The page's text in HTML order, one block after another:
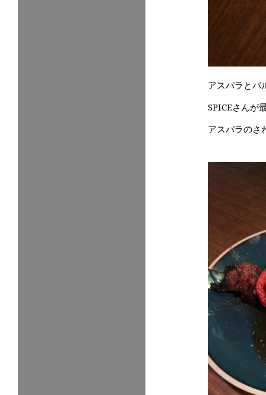
アスパラとパ
SPICEさんが
アスパラのさ